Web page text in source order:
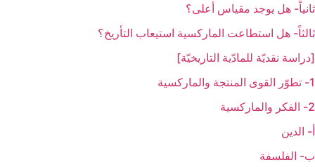
ثانياً- هل يوجد مقياس أعلى؟
ثالثاً- هل استطاعت الماركسية استيعاب التأريخ؟
[دراسة نقديّة للمادّية التاريخيّة]
1- تطوّر القوى المنتجة والماركسية
2- الفكر والماركسية
أ- الدين
ب- الفلسفة